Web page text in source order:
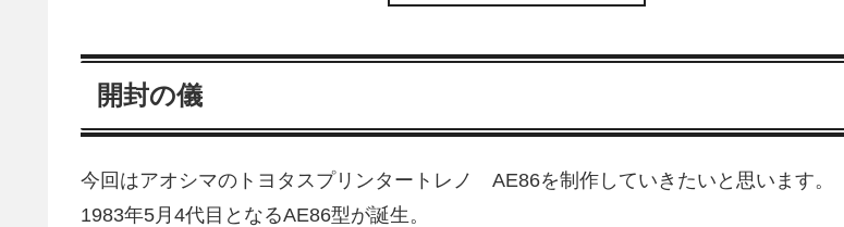
開封の儀
今回はアオシマのトヨタスプリンタートレノ AE86を制作していきたいと思います。
1983年5月4代目となるAE86型が誕生。